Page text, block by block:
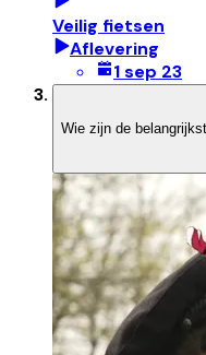
Veilig fietsen
Aflevering
1 sep 23
Wie zijn de